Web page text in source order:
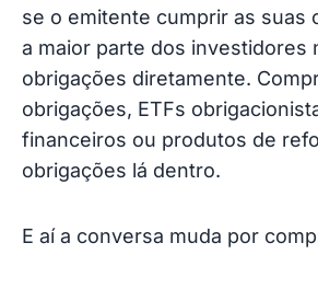
se o emitente cumprir as suas
a maior parte dos investidores
obrigações diretamente.
obrigações, ETFs
financeiros ou produtos de
obrigações lá dentro.
E aí a conversa muda por